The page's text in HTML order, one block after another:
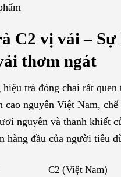
C2 vị vải –
thơm ngát
trà đóng chai rất
cao nguyên Việt Nam,
nguyên và thanh khiết
hàng đầu của người tiêu
C2 (Việt Nam)